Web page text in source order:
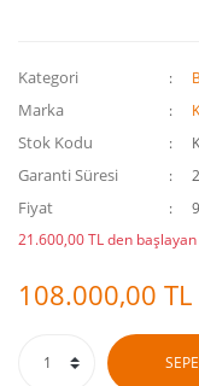
Kategori
Marka
Stok Kodu
Garanti Süresi
Fiyat
21.600,00 TL den
108.000,00 TL